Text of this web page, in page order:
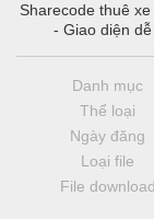
Sharecode thuê
- Giao diện
Danh mục
Thể loại
Ngày đăng
Loại file
File download